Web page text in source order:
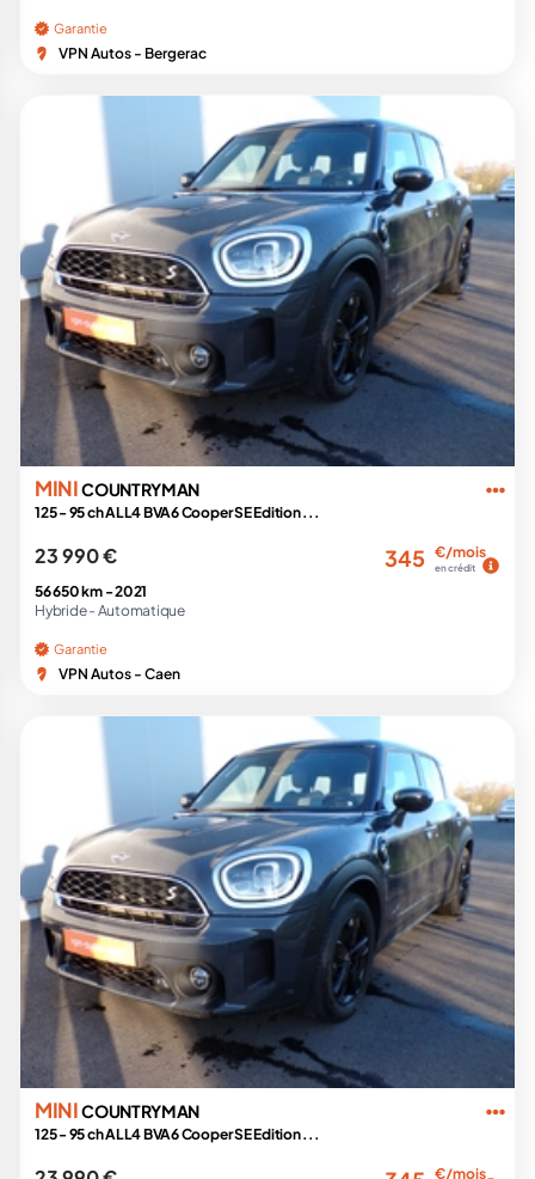
Garantie
VPN Autos - Bergerac
MINICOUNTRYMAN
125 - 95 ch ALL4 BVA6 Cooper SE Edition ...
23 990 € 345 €/mois
en crédit
56 650 km -2021
Hybride - Automatique
Garantie
VPN Autos - Caen
MINICOUNTRYMAN
125 - 95 ch ALL4 BVA6 Cooper SE Edition ...
€/mois